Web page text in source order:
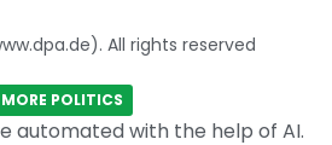
All rights reserved
MORE POLITICS
automated with the help of AI.